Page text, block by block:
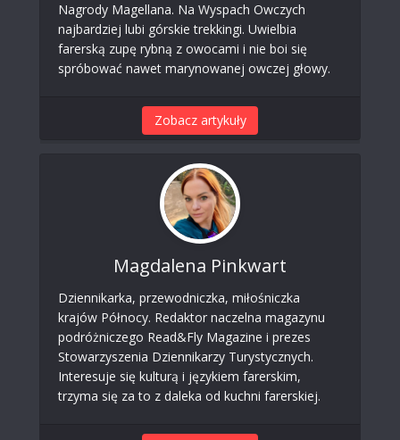
Nagrody Magellana. Na Wyspach Owczych
najbardziej lubi górskie trekkingi. Uwielbia
farerską zupę rybną z owocami i nie boi się
spróbować nawet marynowanej owczej głowy.
Zobacz artykuły
Magdalena Pinkwart
Dziennikarka, przewodniczka, miłośniczka
krajów Północy. Redaktor naczelna magazynu
podróżniczego Read&Fly Magazine i prezes
Stowarzyszenia Dziennikarzy Turystycznych.
Interesuje się kulturą i językiem farerskim,
trzyma się za to z daleka od kuchni farerskiej.